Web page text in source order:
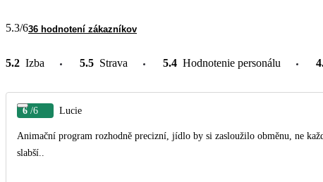
5.3/636 hodnotení zákazníkov
5.2 Izba 5.5 Strava 5.4 Hodnotenie personálu
6 /6 Lucie
Animační program rozhodně precizní, jídlo by si zasloužilo obměnu, ne
slabší..